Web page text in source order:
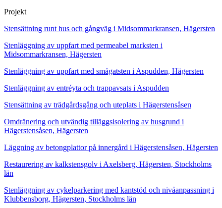
Projekt
Stensättning runt hus och gångväg i Midsommarkransen, Hägersten
Stenläggning av uppfart med permeabel marksten i
Midsommarkransen, Hägersten
Stenläggning av uppfart med smågatsten i Aspudden, Hägersten
Stenläggning av entréyta och trappavsats i Aspudden
Stensättning av trädgårdsgång och uteplats i Hägerstensåsen
Omdränering och utvändig tilläggsisolering av husgrund i
Hägerstensåsen, Hägersten
Läggning av betongplattor på innergård i Hägerstensåsen, Hägersten
Restaurering av kalkstensgolv i Axelsberg, Hägersten, Stockholms
län
Stenläggning av cykelparkering med kantstöd och nivåanpassning i
Klubbensborg, Hägersten, Stockholms län